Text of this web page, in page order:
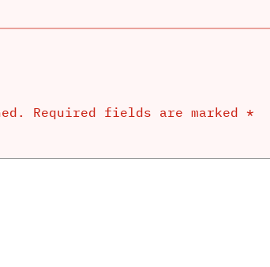
Required fields are marked *